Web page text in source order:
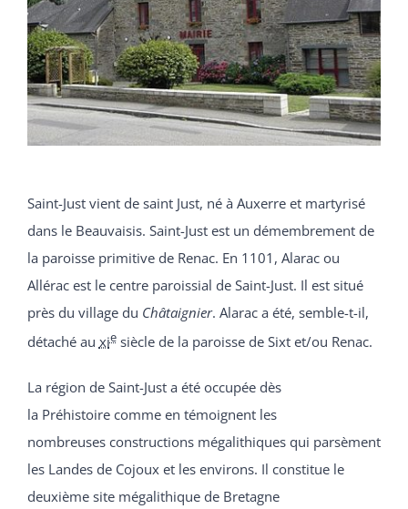
Saint-Just vient de saint Just, né à Auxerre et martyrisé
dans le Beauvaisis. Saint-Just est un démembrement de
la paroisse primitive de Renac. En 1101, Alarac ou
Allérac est le centre paroissial de Saint-Just. Il est situé
près du village du Châtaignier. Alarac a été, semble-t-il,
détaché au xiesiècle de la paroisse de Sixt et/ou Renac.
La région de Saint-Just a été occupée dès
la Préhistoire comme en témoignent les
nombreuses constructions mégalithiques qui parsèment
les Landes de Cojoux et les environs. Il constitue le
deuxième site mégalithique de Bretagne